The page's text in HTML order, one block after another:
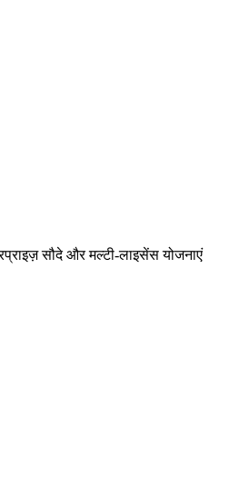
सौदे और मल्टी-लाइसेंस योजनाएं